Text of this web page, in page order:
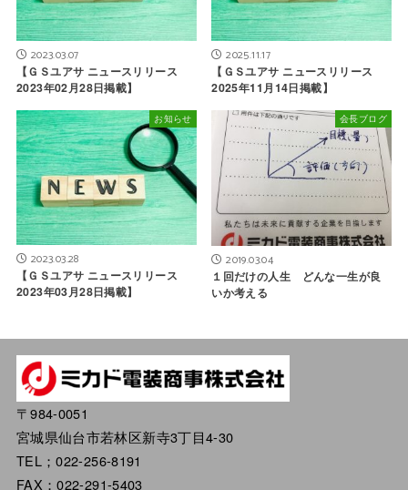
2023.03.07
【ＧＳユアサ ニュースリリース
2023年02月28日掲載】
2025.11.17
【ＧＳユアサ ニュースリリース
2025年11月14日掲載】
お知らせ
2023.03.28
【ＧＳユアサ ニュースリリース
2023年03月28日掲載】
会長ブログ
2019.03.04
１回だけの人生 どんな一生が良
いか考える
〒984-0051
宮城県仙台市若林区新寺3丁目4-30
TEL；022-256-8191
FAX；022-291-5403